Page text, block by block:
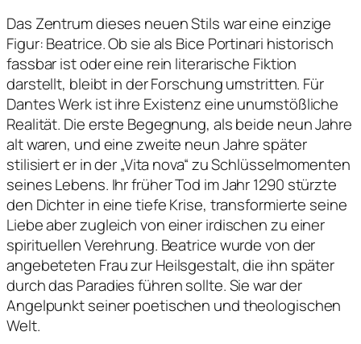
Das Zentrum dieses neuen Stils war eine einzige
Figur: Beatrice. Ob sie als Bice Portinari historisch
fassbar ist oder eine rein literarische Fiktion
darstellt, bleibt in der Forschung umstritten. Für
Dantes Werk ist ihre Existenz eine unumstößliche
Realität. Die erste Begegnung, als beide neun Jahre
alt waren, und eine zweite neun Jahre später
stilisiert er in der „Vita nova“ zu Schlüsselmomenten
seines Lebens. Ihr früher Tod im Jahr 1290 stürzte
den Dichter in eine tiefe Krise, transformierte seine
Liebe aber zugleich von einer irdischen zu einer
spirituellen Verehrung. Beatrice wurde von der
angebeteten Frau zur Heilsgestalt, die ihn später
durch das Paradies führen sollte. Sie war der
Angelpunkt seiner poetischen und theologischen
Welt.